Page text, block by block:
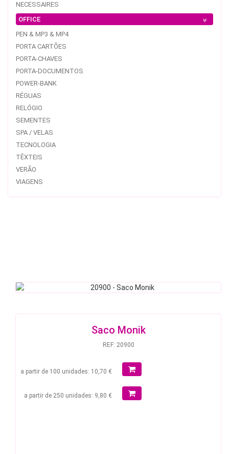
NECESSAIRES
OFFICE
PEN & MP3 & MP4
PORTA CARTÕES
PORTA-CHAVES
PORTA-DOCUMENTOS
POWER-BANK
RÉGUAS
RELÓGIO
SEMENTES
SPA / VELAS
TECNOLOGIA
TÊXTEIS
VERÃO
VIAGENS
Saco Monik
REF: 20900
a partir de 100 unidades: 10,70 €
a partir de 250 unidades: 9,80 €